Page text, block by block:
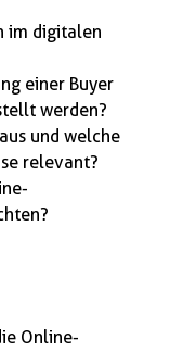
im digitalen
einer Buyer
werden?
und welche
relevant?
Online-